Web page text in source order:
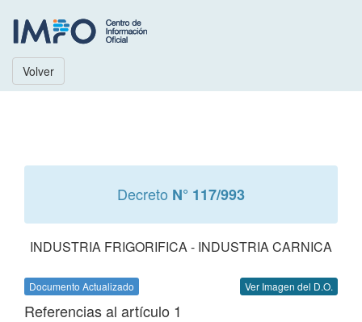
Volver
Decreto N° 117/993
INDUSTRIA FRIGORIFICA - INDUSTRIA CARNICA
Documento Actualizado Ver Imagen del D.O.
Referencias al artículo 1